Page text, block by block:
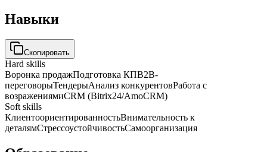
Навыки
Скопировать
Hard skills
Воронка продажПодготовка КПB2B-
переговорыТендерыАнализ конкурентовРабота с
возражениямиCRM (Bitrix24/AmoCRM)
Soft skills
КлиентоориентированностьВнимательность к
деталямСтрессоустойчивостьСамоорганизация